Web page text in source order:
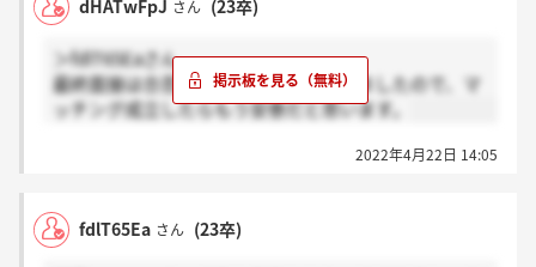
dHATwFpJ さん (23卒)
＞fdlT65Eaさん
最終面接は合否と関わらないといわれましたので、マ
ッチング成立したらもう安泰だと思います。
2022年4月22日 14:05
fdlT65Ea さん (23卒)